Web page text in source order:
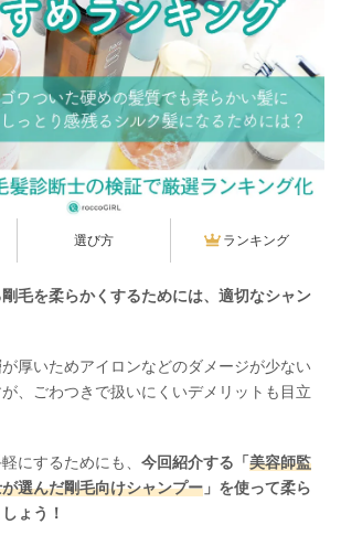
選び方 ランキング
毛を柔らかくするためには、適切なシャン
厚いためアイロンなどのダメージが少ない
、ごわつきで扱いにくいデメリットも目立
にするためにも、 今回紹介する「美容師監
選んだ剛毛向けシャンプー 」を使って柔ら
ょう！